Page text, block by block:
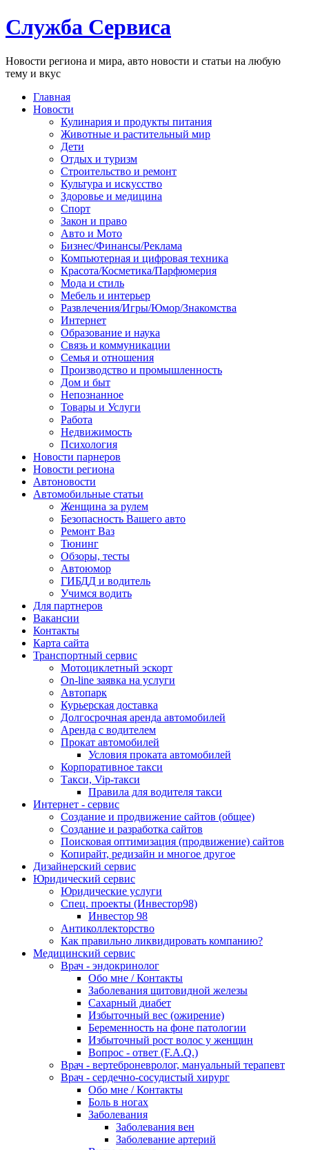
Служба Сервиса
Новости региона и мира, авто новости и статьи на любую
тему и вкус
Главная
Новости
Кулинария и продукты питания
Животные и растительный мир
Дети
Отдых и туризм
Строительство и ремонт
Культура и искусство
Здоровье и медицина
Спорт
Закон и право
Авто и Мото
Бизнес/Финансы/Реклама
Компьютерная и цифровая техника
Красота/Косметика/Парфюмерия
Мода и стиль
Мебель и интерьер
Развлечения/Игры/Юмор/Знакомства
Интернет
Образование и наука
Связь и коммуникации
Семья и отношения
Производство и промышленность
Дом и быт
Непознанное
Товары и Услуги
Работа
Недвижимость
Психология
Новости парнеров
Новости региона
Автоновости
Автомобильные статьи
Женщина за рулем
Безопасность Вашего авто
Ремонт Ваз
Тюнинг
Обзоры, тесты
Автоюмор
ГИБДД и водитель
Учимся водить
Для партнеров
Вакансии
Контакты
Карта сайта
Транспортный сервис
Мотоциклетный эскорт
On-line заявка на услуги
Автопарк
Курьерская доставка
Долгосрочная аренда автомобилей
Аренда с водителем
Прокат автомобилей
Условия проката автомобилей
Корпоративное такси
Такси, Vip-такси
Правила для водителя такси
Интернет - сервис
Создание и продвижение сайтов (общее)
Создание и разработка сайтов
Поисковая оптимизация (продвижение) сайтов
Копирайт, редизайн и многое другое
Дизайнерский сервис
Юридический сервис
Юридические услуги
Спец. проекты (Инвестор98)
Инвестор 98
Антиколлекторство
Как правильно ликвидировать компанию?
Медицинский сервис
Врач - эндокринолог
Обо мне / Контакты
Заболевания щитовидной железы
Сахарный диабет
Избыточный вес (ожирение)
Беременность на фоне патологии
Избыточный рост волос у женщин
Вопрос - ответ (F.A.Q.)
Врач - вертеброневролог, мануальный терапевт
Врач - сердечно-сосудистый хирург
Обо мне / Контакты
Боль в ногах
Заболевания
Заболевания вен
Заболевание артерий